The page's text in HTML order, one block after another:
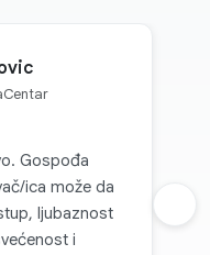
Gospođa
ica može da
ljubaznost
i